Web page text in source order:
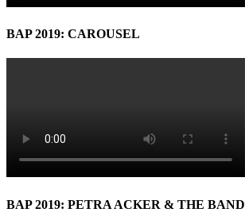
BAP 2019: CAROUSEL
BAP 2019: PETRA ACKER & THE BAND